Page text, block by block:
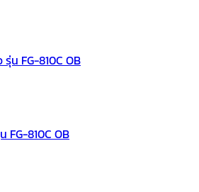
FG-810C OB